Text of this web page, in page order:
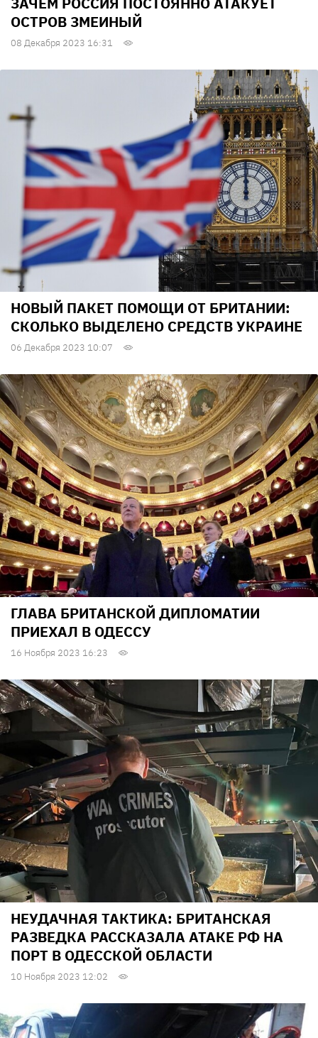
ОСТРОВ ЗМЕИНЫЙ
08 Декабря 2023 16:31
НОВЫЙ ПАКЕТ ПОМОЩИ ОТ БРИТАНИИ:
СКОЛЬКО ВЫДЕЛЕНО СРЕДСТВ УКРАИНЕ
06 Декабря 2023 10:07
ГЛАВА БРИТАНСКОЙ ДИПЛОМАТИИ
ПРИЕХАЛ В ОДЕССУ
16 Ноября 2023 16:23
НЕУДАЧНАЯ ТАКТИКА: БРИТАНСКАЯ
РАЗВЕДКА РАССКАЗАЛА АТАКЕ РФ НА
ПОРТ В ОДЕССКОЙ ОБЛАСТИ
10 Ноября 2023 12:02